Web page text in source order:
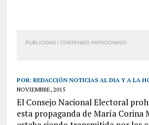
PUBLICIDAD / CONTENIDO PATROCINADO
POR: REDACCIÓN NOTICIAS AL DIA Y A LA
NOVIEMBRE, 2015
El Consejo Nacional Electoral
esta propaganda de María Corina